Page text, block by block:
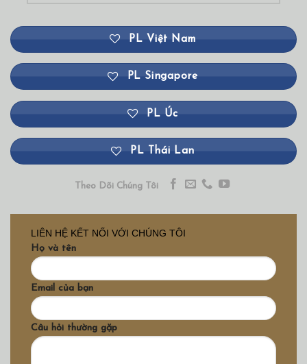
PL Việt Nam
PL Singapore
PL Úc
PL Thái Lan
Theo Dõi Chúng Tôi
LIÊN HỆ KẾT NỐI VỚI CHÚNG TÔI
Họ và tên
Email của bạn
Câu hỏi thường gặp